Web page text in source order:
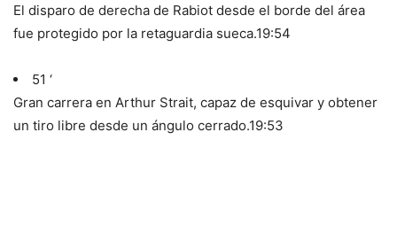
El disparo de derecha de Rabiot desde el borde del área
fue protegido por la retaguardia sueca.19:54
51 ‘
Gran carrera en Arthur Strait, capaz de esquivar y obtener
un tiro libre desde un ángulo cerrado.19:53